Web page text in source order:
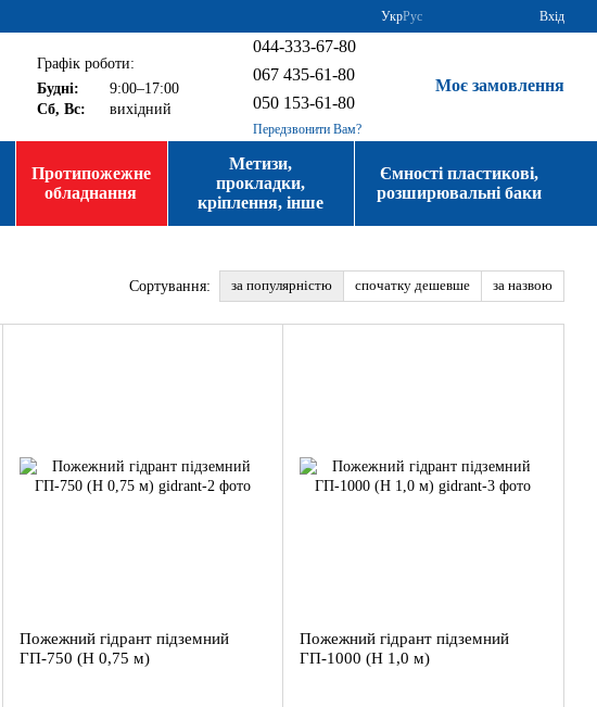
УкрРус Вхід
Графік роботи:
Будні:
9:00–17:00
Сб, Вс:
вихідний
044-333-67-80
067 435-61-80
050 153-61-80
Передзвонити Вам?
Моє замовлення
Протипожежне
обладнання
Метизи,
прокладки,
кріплення, інше
Ємності пластикові,
розширювальні баки
Сортування: за популярністю спочатку дешевше за назвою
Пожежний гідрант підземний
ГП-750 (H 0,75 м)
Пожежний гідрант підземний
ГП-1000 (H 1,0 м)